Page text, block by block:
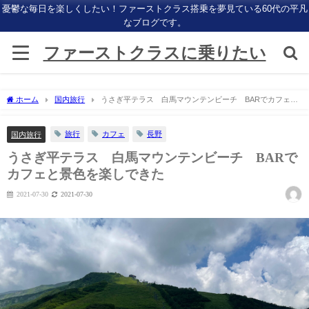
憂鬱な毎日を楽しくしたい！ファーストクラス搭乗を夢見ている60代の平凡
なブログです。
ファーストクラスに乗りたい
ホーム 国内旅行
うさぎ平テラス 白馬マウンテンビーチ BARでカフェと
国内旅行 旅行 カフェ 長野
うさぎ平テラス 白馬マウンテンビーチ BARで
カフェと景色を楽しできた
2021-07-30 2021-07-30